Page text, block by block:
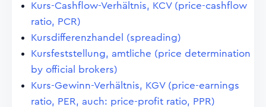
Kurs-Cashflow-Verhältnis, KCV (price-cashflow
ratio, PCR)
Kursdifferenzhandel (spreading)
Kursfeststellung, amtliche (price determination
by official brokers)
Kurs-Gewinn-Verhältnis, KGV (price-earnings
ratio, PER, auch: price-profit ratio, PPR)